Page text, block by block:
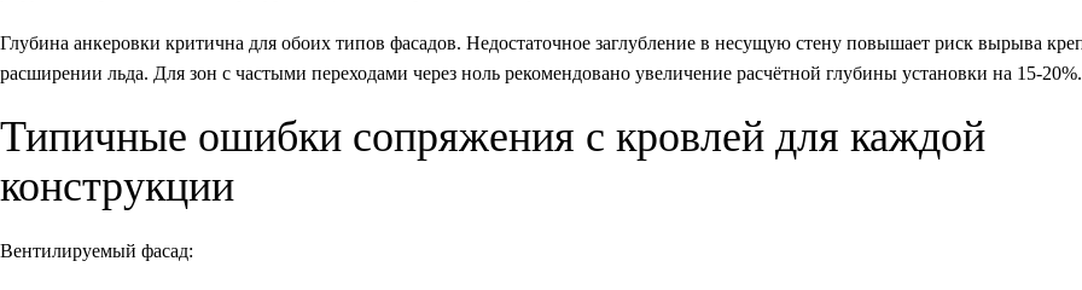
Глубина анкеровки критична для обоих типов фасадов. Недостаточное заглубление в несущую стену повышает риск вырыва
расширении льда. Для зон с частыми переходами через ноль рекомендовано увеличение расчётной глубины установки на 15-20%.
Типичные ошибки сопряжения с кровлей для каждой
конструкции
Вентилируемый фасад: